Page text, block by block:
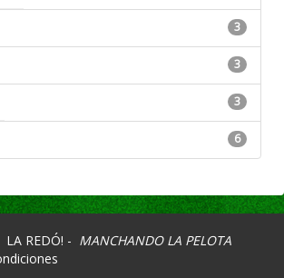
3
3
3
6
LA REDÓ! - MANCHANDO LA PELOTA